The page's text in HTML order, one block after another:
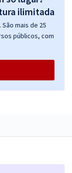
mais de 25
públicos, com